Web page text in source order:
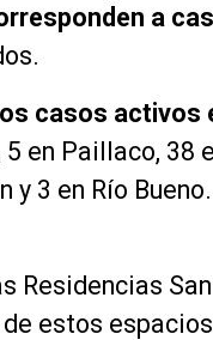
a
casos activos
en Paillaco, 38
y 3 en Río
Residencias
estos